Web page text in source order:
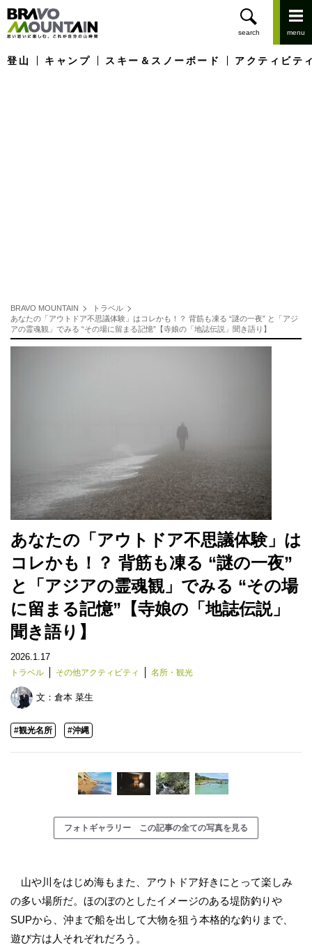
登山 キャンプ スキー＆スノーボード アクティビテ
BRAVO MOUNTAIN
トラベル
あなたの「アウトドア不思議体験」はコレかも！？ 背筋も凍る “謎の一夜” と「アジ
アの霊魂観」でみる “その場に留まる記憶”【寺娘の「地誌伝説」聞き語り】
あなたの「アウトドア不思議体験」は
コレかも！？ 背筋も凍る “謎の一夜”
と「アジアの霊魂観」でみる “その場
に留まる記憶”【寺娘の「地誌伝説」
聞き語り】
2026.1.17
トラベル その他アクティビティ 名所・観光
文： 倉本 菜生
#観光名所 #沖縄
フォトギャラリー この記事の全ての写真を見る
山や川をはじめ海もまた、アウトドア好きにとって楽しみ
の多い場所だ。ほのぼのとしたイメージのある堤防釣りや
SUPから、沖まで船を出して大物を狙う本格的な釣りまで、
遊び方は人それぞれだろう。